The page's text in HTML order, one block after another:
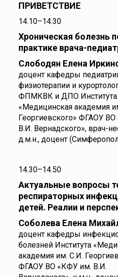
ПРИВЕТСТВИЕ
14.10–14.30
Хроническая болезнь
практике врача-
Слободян Елена
доцент кафедры
физиотерапии и
ФПМКВК и ДПО Института
«Медицинская академия
Георгиевского» ФГАОУ
В.И. Вернадского», врач-
д.м.н., доцент
14.30–14.50
Актуальные вопросы
респираторных
детей. Реалии и
Соболева Елена
доцент кафедры
болезней Института
академия им. С.И.
ФГАОУ ВО «КФУ им. В.И.